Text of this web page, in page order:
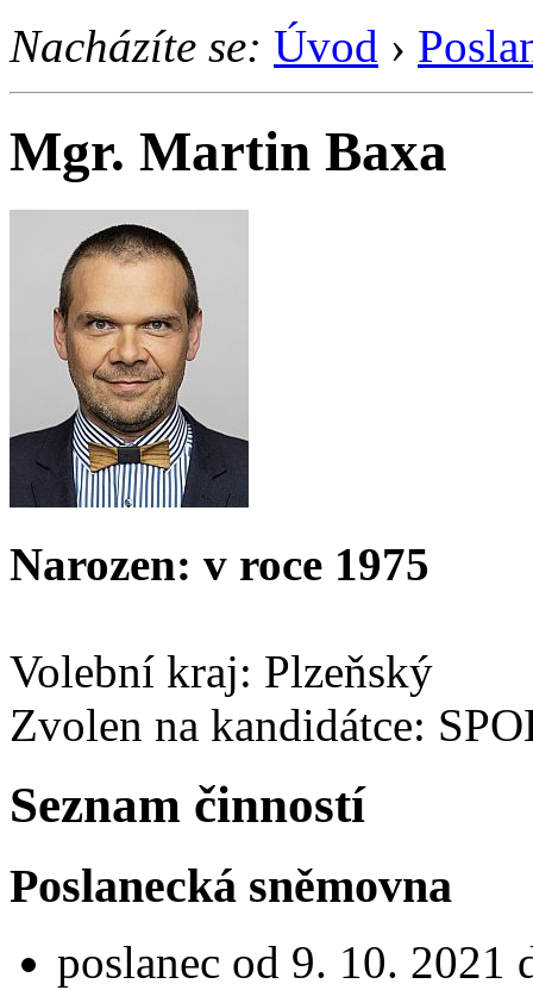
Nacházíte se: Úvod ›
Mgr. Martin Baxa
Narozen: v roce 1975
Volební kraj: Plzeňský
Zvolen na kandidátce:
Seznam činností
Poslanecká sněmovna
poslanec od 9. 10. 2021